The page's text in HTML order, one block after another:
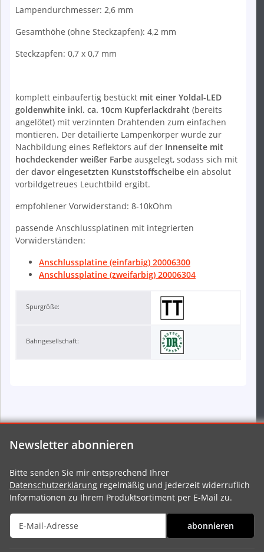
Lampendurchmesser: 2,6 mm
Gesamthöhe (ohne Steckzapfen): 4,2 mm
Steckzapfen: 0,7 x 0,7 mm
komplett einbaufertig bestückt mit einer Yoldal-LED
goldenwhite inkl. ca. 10cm Kupferlackdraht (bereits
angelötet) mit verzinnten Drahtenden zum einfachen
montieren. Der detailierte Lampenkörper wurde zur
Nachbildung eines Reflektors auf der Innenseite mit
hochdeckender weißer Farbeausgelegt, sodass sich mit
der davor eingesetzten Kunststoffscheibeein absolut
vorbildgetreues Leuchtbild ergibt.
empfohlener Vorwiderstand: 8-10kOhm
passende Anschlussplatinen mit integrierten
Vorwiderständen:
Anschlussplatine (einfarbig) 20006300
Anschlussplatine (zweifarbig) 20006304
Spurgröße:
Bahngesellschaft:
Newsletter abonnieren
Bitte senden Sie mir entsprechend Ihrer
Datenschutzerklärung regelmäßig und jederzeit widerruflich
Informationen zu Ihrem Produktsortiment per E-Mail zu.
abonnieren